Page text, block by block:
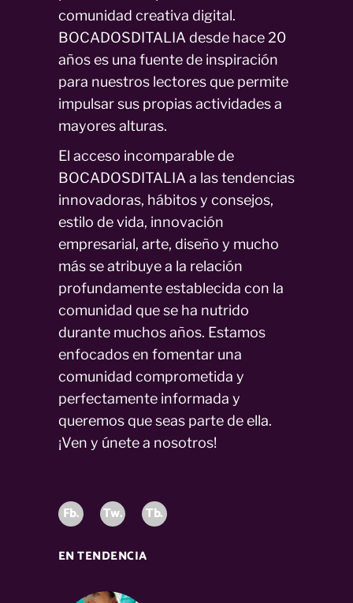
comunidad creativa digital.
BOCADOSDITALIA desde hace 20
años es una fuente de inspiración
para nuestros lectores que permite
impulsar sus propias actividades a
mayores alturas.
El acceso incomparable de
BOCADOSDITALIA a las tendencias
innovadoras, hábitos y consejos,
estilo de vida, innovación
empresarial, arte, diseño y mucho
más se atribuye a la relación
profundamente establecida con la
comunidad que se ha nutrido
durante muchos años. Estamos
enfocados en fomentar una
comunidad comprometida y
perfectamente informada y
queremos que seas parte de ella.
¡Ven y únete a nosotros!
Fb. Tw. Tb.
EN TENDENCIA